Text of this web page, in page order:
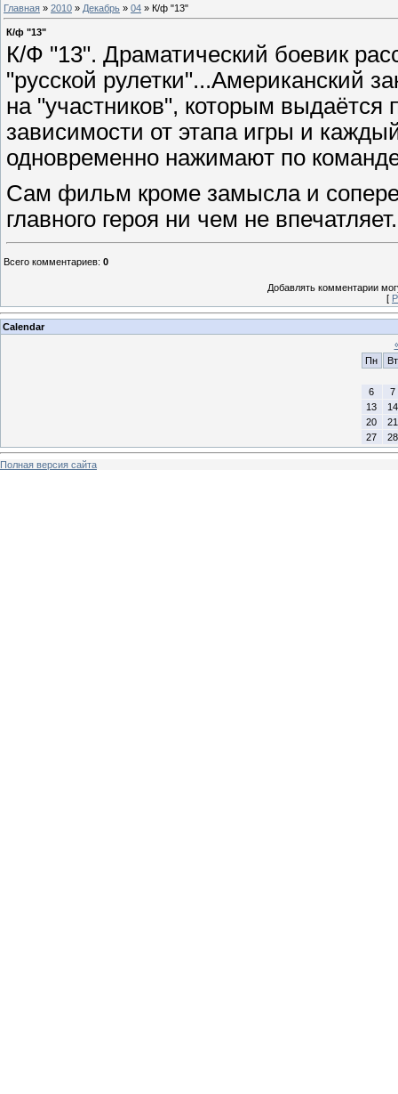
Главная » 2010 » Декабрь » 04 » К/ф "13"
К/ф "13"
К/Ф "13". Драматический боевик
"русской рулетки"...Американский
на "участников", которым выдаётся
зависимости от этапа игры и
одновременно нажимают по
Сам фильм кроме замысла и
главного героя ни чем не
Всего комментариев: 0
Добавлять комментарии
[
Calendar
Пн
Вт
6
7
13
14
20
21
27
28
Полная версия сайта